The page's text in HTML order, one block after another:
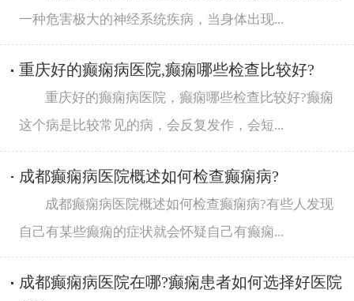
一种危害极大的神经系统疾病，当身体出现...
重庆好的癫痫病医院,癫痫哪些检查比较好?
重庆好的癫痫病医院，癫痫哪些检查比较好?癫痫
这个病是比较常见的病，会反复发作，会短...
成都癫痫病医院概述如何检查癫痫病?
成都癫痫病医院概述如何检查癫痫病?有些人发现
自己有某些癫痫的症状就会怀疑自己有癫痫...
成都癫痫病医院在哪?癫痫患者如何选择好医院